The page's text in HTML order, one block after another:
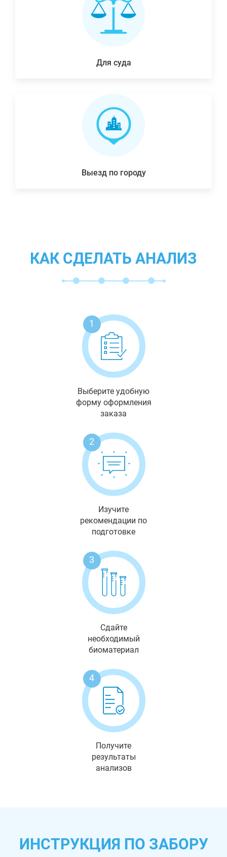
Для суда
Выезд по городу
КАК СДЕЛАТЬ АНАЛИЗ
1
Выберите удобную
форму оформления
заказа
2
Изучите
рекомендации по
подготовке
3
Сдайте
необходимый
биоматериал
4
Получите
результаты
анализов
ИНСТРУКЦИЯ ПО ЗАБОРУ